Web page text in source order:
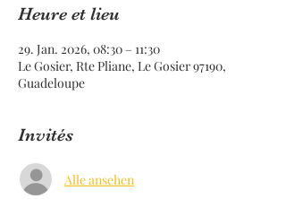
Heure et lieu
29. Jan. 2026, 08:30 – 11:30
Le Gosier, Rte Pliane, Le Gosier 97190,
Guadeloupe
Invités
Alle ansehen